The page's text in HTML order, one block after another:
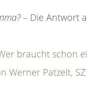
– Die Antwort
braucht schon
Werner Patzelt, SZ